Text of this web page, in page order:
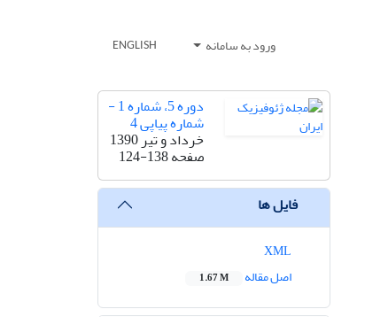
ورود به سامانه ENGLISH
دوره 5، شماره 1 -
شماره پیاپی 4
خرداد و تیر 1390
صفحه124-138
فایل ها
اصل مقاله
1.67 M